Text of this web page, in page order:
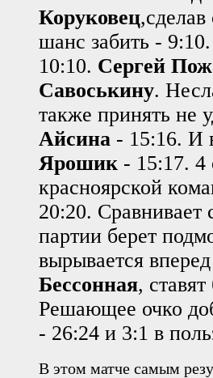
Коруковец,сделав
шанс забить -
10:10. Сергей
Савоськину.
также принять не
Айсина - 15:16. И
Ярошик - 15:17. 4
красноярской
20:20. Сравнивает
партии берет
вырывается
Бессонная,
Решающее очко
- 26:24 и 3:1 в
В этом матче самым